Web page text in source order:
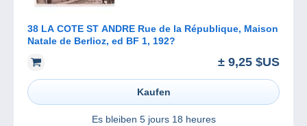
38 LA COTE ST ANDRE Rue de la République, Maison
Natale de Berlioz, ed BF 1, 192?
± 9,25 $US
Kaufen
Es bleiben 5 jours 18 heures